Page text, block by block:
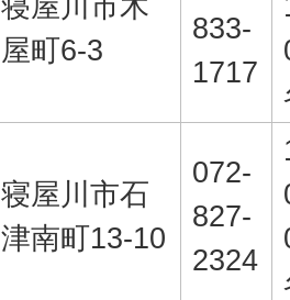
屋町6-3
833-
1717
寝屋川市石
津南町13-10
072-
827-
2324